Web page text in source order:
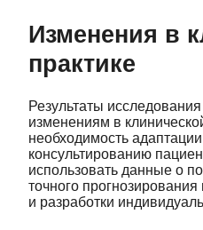
Изменения в
практике
Результаты
изменениям в
необходимость
консультированию
использовать данные о
точного
и разработки